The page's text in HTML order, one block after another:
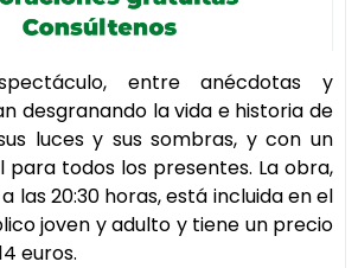
entre anécdotas y
desgranando la vida e historia de
luces y sus sombras, y con un
para todos los presentes. La obra,
las 20:30 horas, está incluida en el
joven y adulto y tiene un precio
euros.